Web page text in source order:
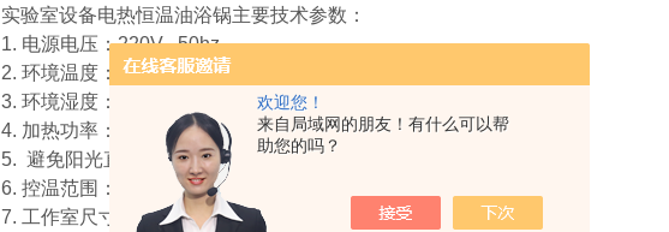
欢迎您！
来自局域网的朋友！有什么可以帮
助您的吗？
实验室设备电热恒温油浴锅主要技术参数：
1. 电源电压：220V 50hz
2. 环境温度：5度—40度
3. 环境湿度：小于或等于85%
4. 加热功率：2000W
5. 避免阳光直射
6. 控温范围：室温+10-250℃
7. 工作室尺寸：280*300mm